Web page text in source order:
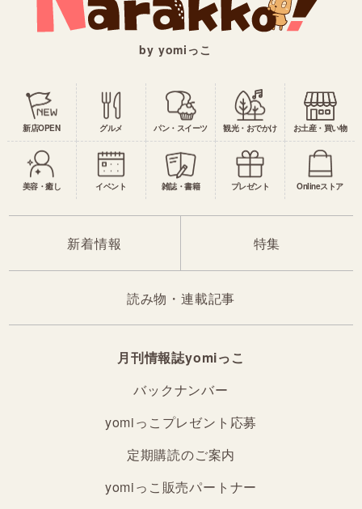
by yomiっこ
新店OPEN グルメ パン・スイーツ 観光・おでかけ お土産・買い物
美容・癒し イベント 雑誌・書籍 プレゼント Onlineストア
新着情報 特集
読み物・連載記事
月刊情報誌yomiっこ
バックナンバー
yomiっこプレゼント応募
定期購読のご案内
yomiっこ販売パートナー